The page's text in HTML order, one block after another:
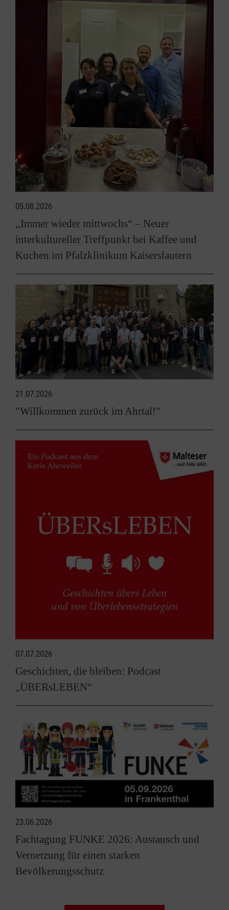
05.08.2026
,,Immer wieder mittwochs“ – Neuer
interkultureller Treffpunkt bei Kaffee und
Kuchen im Pfalzklinikum Kaiserslautern
21.07.2026
"Willkommen zurück im Ahrtal!"
07.07.2026
Geschichten, die bleiben: Podcast
„ÜBERsLEBEN“
23.06.2026
Fachtagung FUNKE 2026: Austausch und
Vernetzung für einen starken
Bevölkerungsschutz